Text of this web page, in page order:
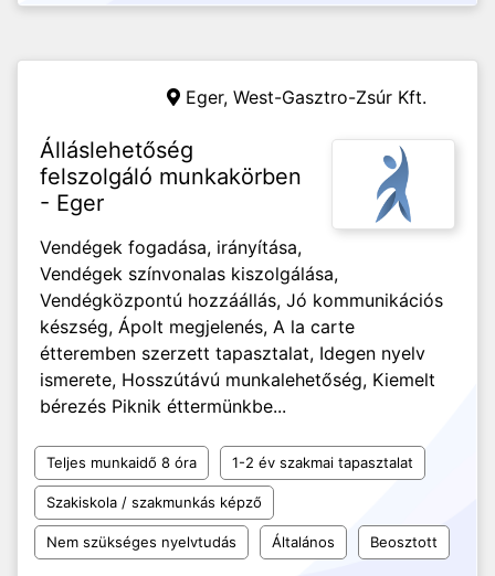
Eger, West-Gasztro-Zsúr Kft.
Álláslehetőség
felszolgáló munkakörben
- Eger
Vendégek fogadása, irányítása,
Vendégek színvonalas kiszolgálása,
Vendégközpontú hozzáállás, Jó kommunikációs
készség, Ápolt megjelenés, A la carte
étteremben szerzett tapasztalat, Idegen nyelv
ismerete, Hosszútávú munkalehetőség, Kiemelt
bérezés Piknik éttermünkbe...
Teljes munkaidő 8 óra 1-2 év szakmai tapasztalat
Szakiskola / szakmunkás képző
Nem szükséges nyelvtudás Általános Beosztott